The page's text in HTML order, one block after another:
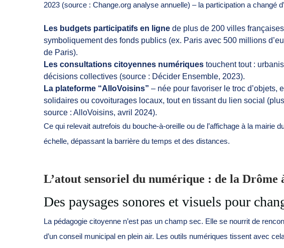
2023 (source : Change.org analyse annuelle) – la participation a changé
Les budgets participatifs en ligne de plus de 200 villes
symboliquement des fonds publics (ex. Paris avec 500 millions
de Paris).
Les consultations citoyennes numériques touchent tout :
décisions collectives (source : Décider Ensemble, 2023).
La plateforme “AlloVoisins” – née pour favoriser le troc d’objets,
solidaires ou covoiturages locaux, tout en tissant du lien social
source : AlloVoisins, avril 2024).
Ce qui relevait autrefois du bouche-à-oreille ou de l’affichage à la mairie
échelle, dépassant la barrière du temps et des distances.
L’atout sensoriel du numérique : de la Drôme
Des paysages sonores et visuels pour
La pédagogie citoyenne n’est pas un champ sec. Elle se nourrit de
d’un conseil municipal en plein air. Les outils numériques tissent avec